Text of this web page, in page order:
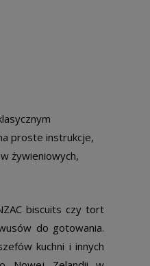
proste instrukcje,
żywieniowych,
biscuits czy tort
do gotowania.
kuchni i innych